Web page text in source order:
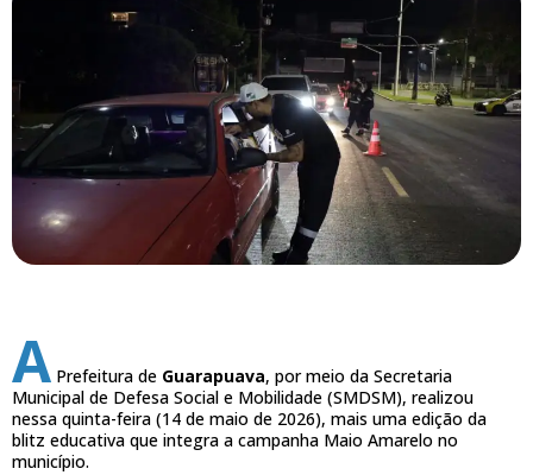
A Prefeitura de Guarapuava, por meio da Secretaria
Municipal de Defesa Social e Mobilidade (SMDSM), realizou
nessa quinta-feira (14 de maio de 2026), mais uma edição da
blitz educativa que integra a campanha Maio Amarelo no
município.